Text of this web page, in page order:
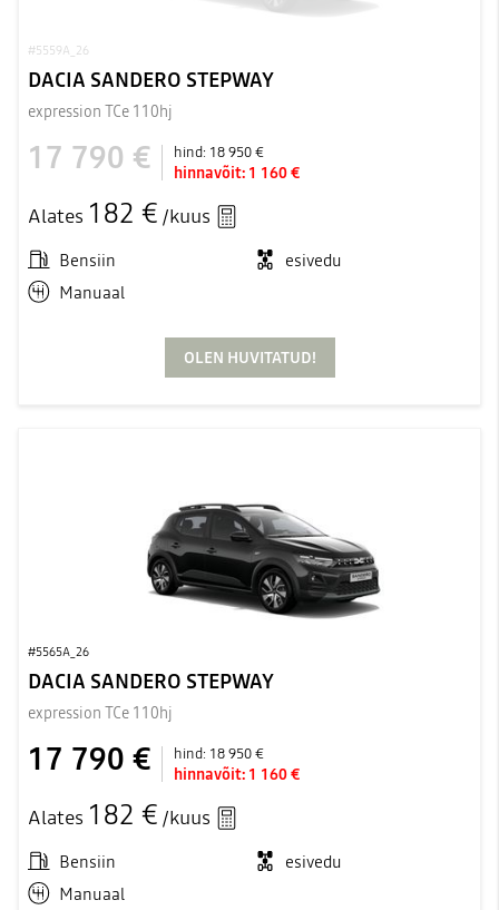
#5559A_26
DACIA SANDERO STEPWAY
expression TCe 110hj
17 790 € hind: 18 950 €
hinnavõit: 1 160 €
Alates 182 € /kuus
Bensiin
esivedu
Manuaal
OLEN HUVITATUD!
#5565A_26
DACIA SANDERO STEPWAY
expression TCe 110hj
17 790 € hind: 18 950 €
hinnavõit: 1 160 €
Alates 182 € /kuus
Bensiin
esivedu
Manuaal